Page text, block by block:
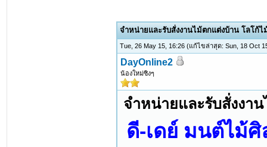
จำหน่ายและรับสั่งงานไม้ตกแต่งบ้าน โลโก้
Tue, 26 May 15, 16:26(แก้ไขล่าสุด: Sun, 18 Oct
DayOnline2
น้องใหม่ซิงๆ
จำหน่ายและรับสั่งงา
ดี-เดย์ มนต์ไม้ศิ